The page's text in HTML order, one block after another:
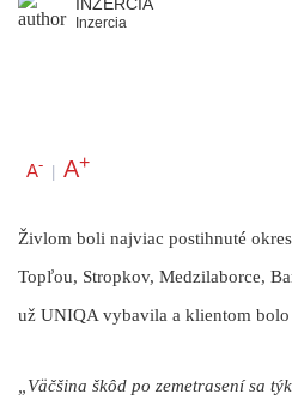
Inzercia
A- | A+
Živlom boli najviac postihnuté
Topľou, Stropkov, Medzilaborce,
už UNIQA vybavila a klientom
„Väčšina škôd po zemetrasení sa